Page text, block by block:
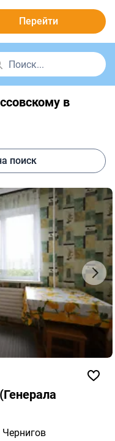
Перейти
в
поиск
Чернигов